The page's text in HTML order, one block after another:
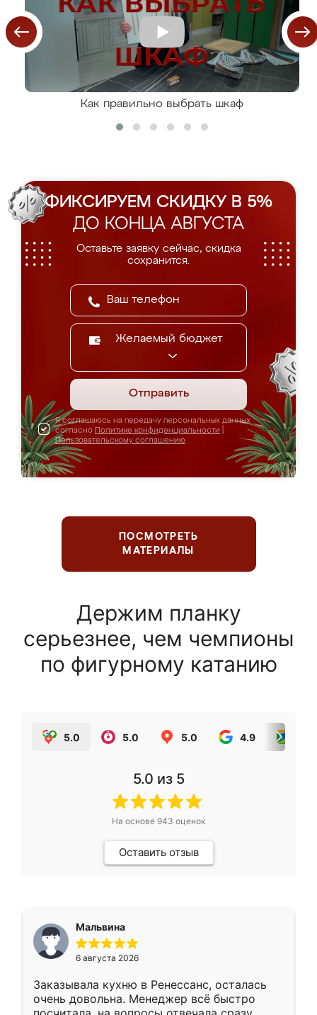
Как правильно выбрать шкаф
ФИКСИРУЕМ СКИДКУ В 5%
ДО КОНЦА АВГУСТА
Оставьте заявку сейчас, скидка
сохранится.
Желаемый бюджет
Отправить
Я соглашаюсь на передачу персональных данных
согласно Политике конфиденциальности
Пользовательскому соглашению
ПОСМОТРЕТЬ
МАТЕРИАЛЫ
Держим планку
серьезнее, чем чемпионы
по фигурному катанию
5.0 5.0 5.0 4.9
5.0 из 5
На основе 943 оценок
Оставить отзыв
Мальвина
6 августа 2026
Заказывала кухню в Ренессанс, осталась
очень довольна. Менеджер всё быстро